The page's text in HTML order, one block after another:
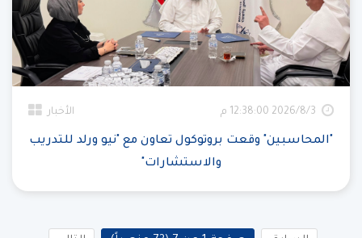
3‏‏/8‏‏/2026 12:38:00 م الأخبار
"المحاسبين" وقعت بروتوكول تعاون مع "نيو ورلد للتدريب
والاستشارات"